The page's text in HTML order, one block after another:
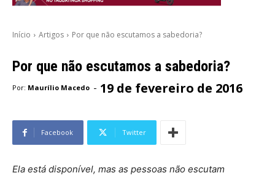
Início Artigos Por que não escutamos a sabedoria?
Por que não escutamos a sabedoria?
Por: Maurílio Macedo - 19 de fevereiro de 2016
Facebook Twitter
Ela está disponível, mas as pessoas não escutam